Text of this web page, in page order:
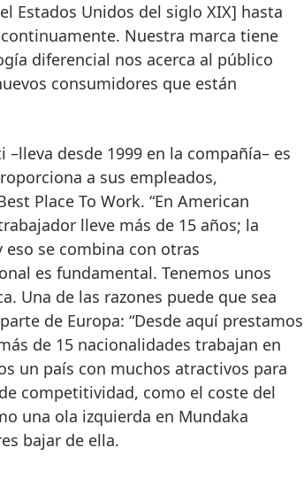
Estados Unidos del siglo XIX] hasta
Nuestra marca tiene
diferencial nos acerca al público
consumidores que están
desde 1999 en la compañía– es
a sus empleados,
Place To Work. “En American
lleve más de 15 años; la
se combina con otras
es fundamental. Tenemos unos
Una de las razones puede que sea
de Europa: “Desde aquí prestamos
de 15 nacionalidades trabajan en
un país con muchos atractivos para
competitividad, como el coste del
una ola izquierda en Mundaka
bajar de ella.